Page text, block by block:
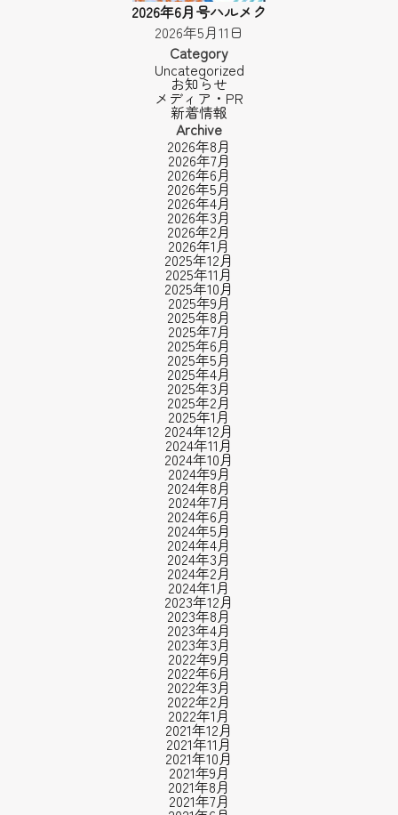
2026年6月号ハルメク
2026年5月11日
Category
Uncategorized
お知らせ
メディア・PR
新着情報
Archive
2026年8月
2026年7月
2026年6月
2026年5月
2026年4月
2026年3月
2026年2月
2026年1月
2025年12月
2025年11月
2025年10月
2025年9月
2025年8月
2025年7月
2025年6月
2025年5月
2025年4月
2025年3月
2025年2月
2025年1月
2024年12月
2024年11月
2024年10月
2024年9月
2024年8月
2024年7月
2024年6月
2024年5月
2024年4月
2024年3月
2024年2月
2024年1月
2023年12月
2023年8月
2023年4月
2023年3月
2022年9月
2022年6月
2022年3月
2022年2月
2022年1月
2021年12月
2021年11月
2021年10月
2021年9月
2021年8月
2021年7月